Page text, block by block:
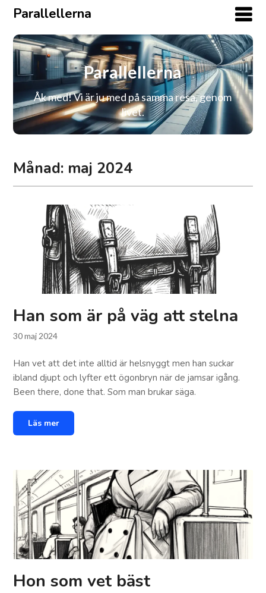
Parallellerna
Parallellerna
Åk med! Vi är ju med på samma resa, genom
livet.
Månad: maj 2024
Han som är på väg att stelna
30 maj 2024
Han vet att det inte alltid är helsnyggt men han suckar
ibland djupt och lyfter ett ögonbryn när de jamsar igång.
Been there, done that. Som man brukar säga.
Läs mer
Hon som vet bäst